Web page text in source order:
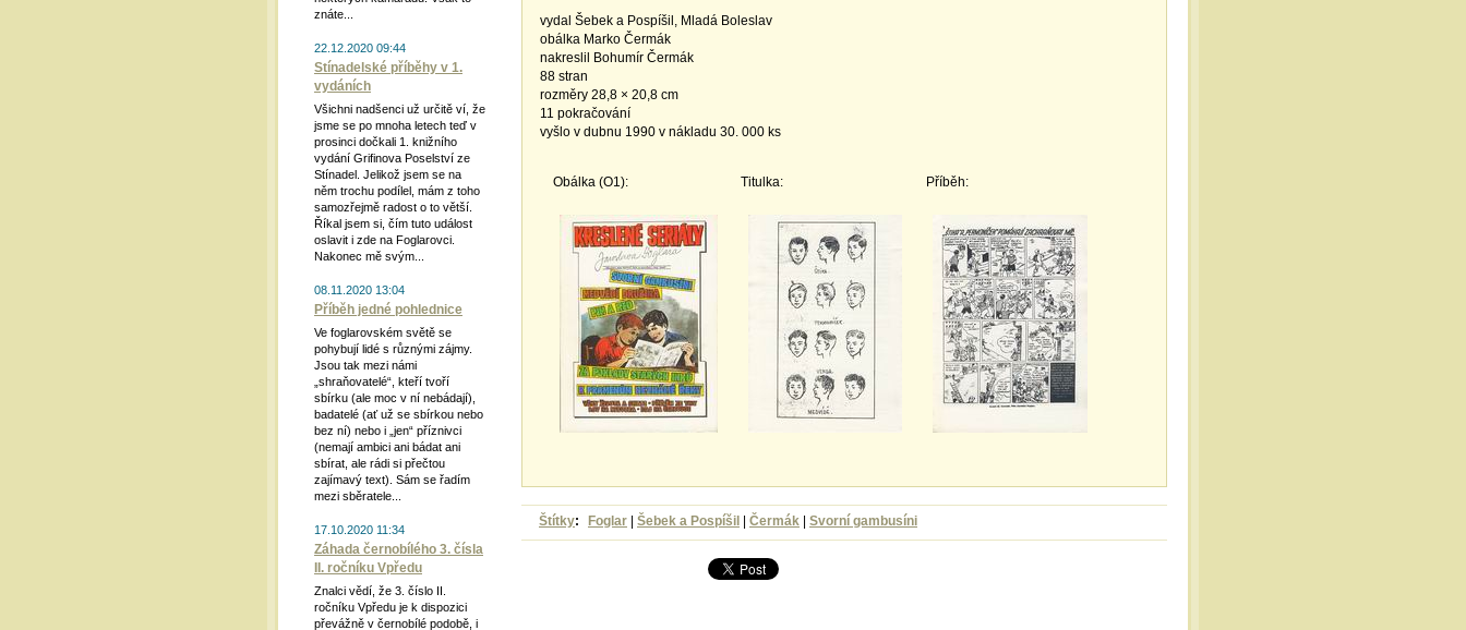
vydal Šebek a Pospíšil, Mladá Boleslav
obálka Marko Čermák
nakreslil Bohumír Čermák
88 stran
rozměry 28,8 × 20,8 cm
11 pokračování
vyšlo v dubnu 1990 v nákladu 30. 000 ks
Obálka (O1): Titulka: Příběh:
Štítky: Foglar Šebek a Pospíšil Čermák Svorní gambusíni
znáte...
22.12.2020 09:44
Stínadelské příběhy v 1.
vydáních
Všichni nadšenci už určitě ví, že
jsme se po mnoha letech teď v
prosinci dočkali 1. knižního
vydání Grifinova Poselství ze
Stínadel. Jelikož jsem se na
něm trochu podílel, mám z toho
samozřejmě radost o to větší.
Říkal jsem si, čím tuto událost
oslavit i zde na Foglarovci.
Nakonec mě svým...
08.11.2020 13:04
Příběh jedné pohlednice
Ve foglarovském světě se
pohybují lidé s různými zájmy.
Jsou tak mezi námi
„shraňovatelé“, kteří tvoří
sbírku (ale moc v ní nebádají),
badatelé (ať už se sbírkou nebo
bez ní) nebo i „jen“ příznivci
(nemají ambici ani bádat ani
sbírat, ale rádi si přečtou
zajímavý text). Sám se řadím
mezi sběratele...
17.10.2020 11:34
Záhada černobílého 3. čísla
II. ročníku Vpředu
Znalci vědí, že 3. číslo II.
ročníku Vpředu je k dispozici
převážně v černobílé podobě, i